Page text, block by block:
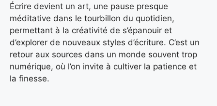
Écrire devient un art, une pause presque
méditative dans le tourbillon du quotidien,
permettant à la créativité de s’épanouir et
d’explorer de nouveaux styles d’écriture. C’est un
retour aux sources dans un monde souvent trop
numérique, où l’on invite à cultiver la patience et
la finesse.